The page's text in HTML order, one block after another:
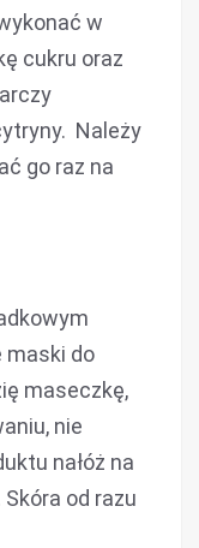
w
cukru oraz
Należy
go raz na
maski do
maseczkę,
nie
nałóż na
od razu